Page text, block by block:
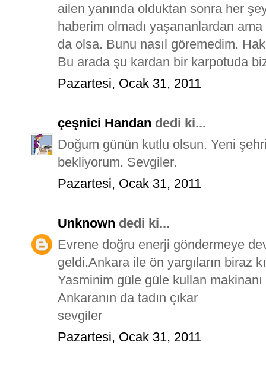
ailen yanında olduktan sonra her
haberim olmadı yaşananlardan ama
da olsa. Bunu nasıl göremedim.
Bu arada şu kardan bir karpotuda
Pazartesi, Ocak 31, 2011
çeşnici Handan dedi ki...
Doğum günün kutlu olsun. Yeni
bekliyorum. Sevgiler.
Pazartesi, Ocak 31, 2011
Unknown dedi ki...
Evrene doğru enerji göndermeye
geldi.Ankara ile ön yargıların biraz
Yasminim güle güle kullan
Ankaranın da tadın çıkar
sevgiler
Pazartesi, Ocak 31, 2011